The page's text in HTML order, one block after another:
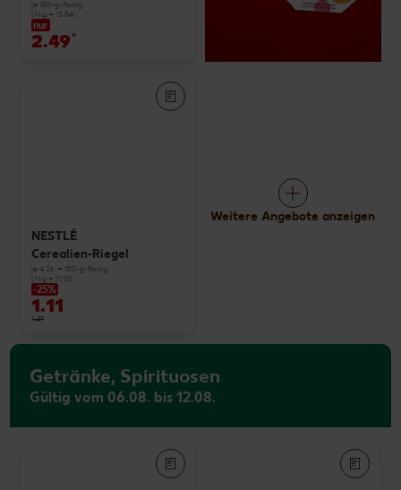
je 180-g-Packg.
(1 kg = 13.84)
nur
2.49*
NESTLÉ
Cerealien-Riegel
je 4 St. = 100-g-Packg.
(1 kg = 11.10)
-25%
1.11
1.49
Weitere Angebote anzeigen
Getränke, Spirituosen
Gültig vom 06.08. bis 12.08.